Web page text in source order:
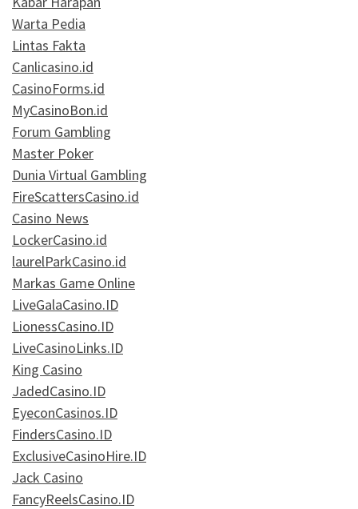
Warta Pedia
Lintas Fakta
Canlicasino.id
CasinoForms.id
MyCasinoBon.id
Forum Gambling
Master Poker
Dunia Virtual Gambling
FireScattersCasino.id
Casino News
LockerCasino.id
laurelParkCasino.id
Markas Game Online
LiveGalaCasino.ID
LionessCasino.ID
LiveCasinoLinks.ID
King Casino
JadedCasino.ID
EyeconCasinos.ID
FindersCasino.ID
ExclusiveCasinoHire.ID
Jack Casino
FancyReelsCasino.ID